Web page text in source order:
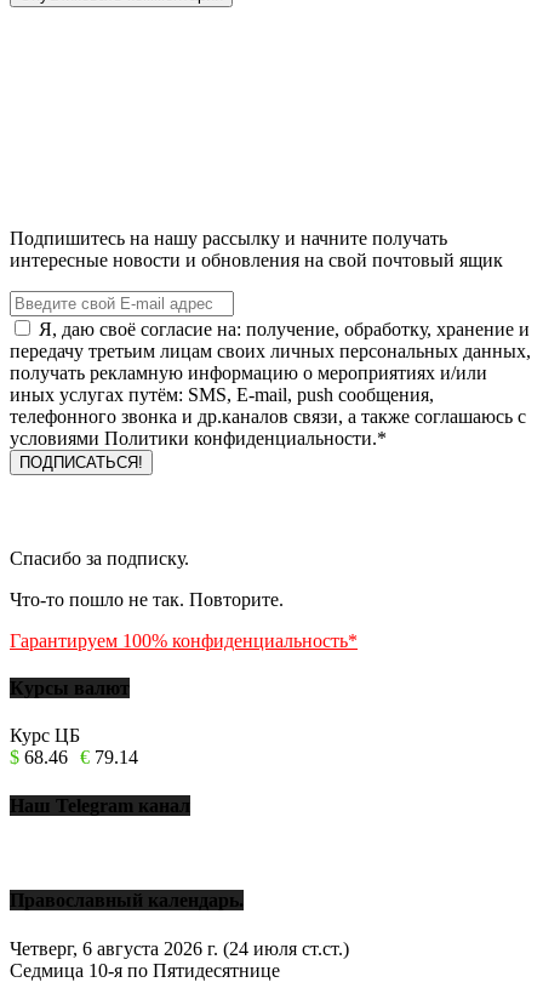
Подпишитесь на нашу рассылку и начните получать
интересные новости и обновления на свой почтовый ящик
Я, даю своё согласие на: получение, обработку, хранение и
передачу третьим лицам своих личных персональных данных,
получать рекламную информацию о мероприятиях и/или
иных услугах путём: SMS, E-mail, push сообщения,
телефонного звонка и др.каналов связи, а также соглашаюсь с
условиями Политики конфиденциальности.*
Спасибо за подписку.
Что-то пошло не так. Повторите.
Гарантируем 100% конфиденциальность*
Курсы валют
Курс ЦБ
$ 68.46 € 79.14
Наш Telegram канал
Православный календарь.
Четверг, 6 августа 2026 г. (24 июля ст.ст.)
Седмица 10-я по Пятидесятнице